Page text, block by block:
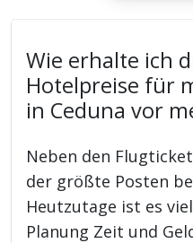
Wie erhalte ich
Hotelpreise für
in Ceduna vor
Neben den
der größte Posten
Heutzutage ist es
Planung Zeit und